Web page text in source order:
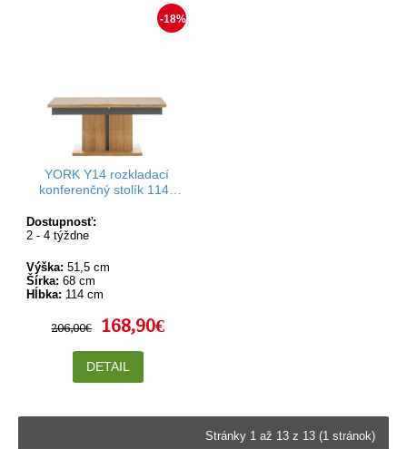
-18%
YORK Y14 rozkladací
konferenčný stolík 114-
Dostupnosť:
2 - 4 týždne
Výška: 51,5 cm
Šírka: 68 cm
Hĺbka: 114 cm
206,00€ 168,90€
DETAIL
Stránky 1 až 13 z 13 (1 stránok)